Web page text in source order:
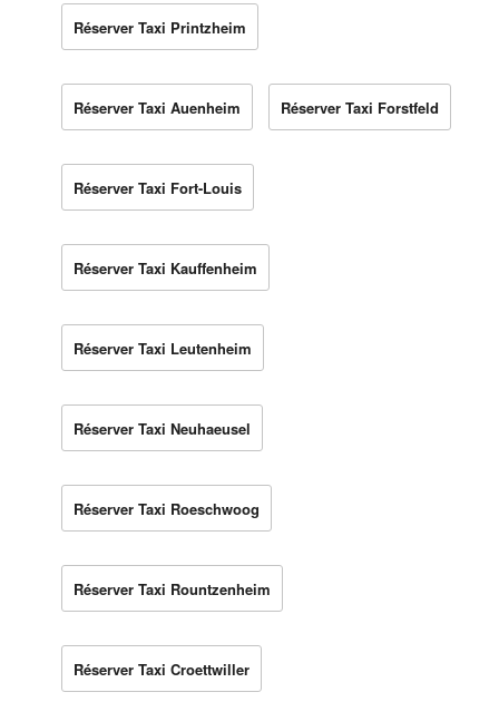
Réserver Taxi Printzheim
Réserver Taxi Auenheim Réserver Taxi Forstfeld
Réserver Taxi Fort-Louis
Réserver Taxi Kauffenheim
Réserver Taxi Leutenheim
Réserver Taxi Neuhaeusel
Réserver Taxi Roeschwoog
Réserver Taxi Rountzenheim
Réserver Taxi Croettwiller